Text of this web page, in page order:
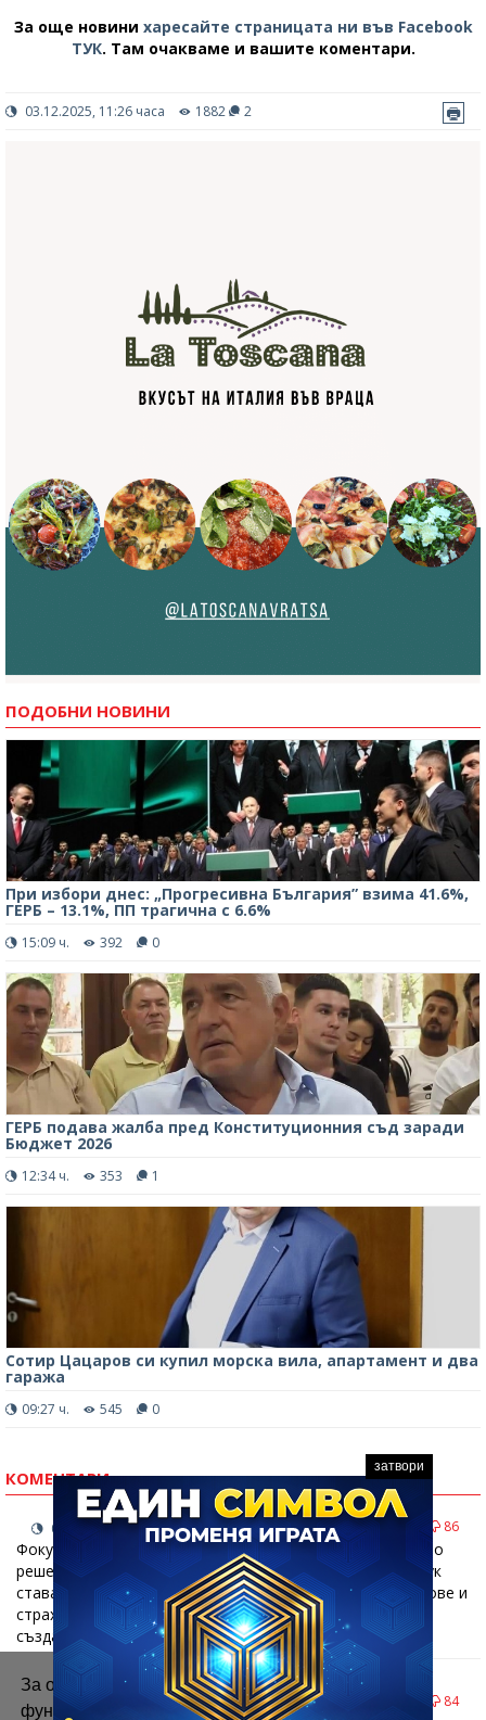
За осигуряване на правилното
функциониране на уебсайта ние използваме
За още новини харесайте страницата ни във Facebook
ТУК. Там очакваме и вашите коментари.
03.12.2025, 11:26 часа 1882 2
ПОДОБНИ НОВИНИ
При избори днес: „Прогресивна България” взима 41.6%,
ГЕРБ – 13.1%, ПП трагична с 6.6%
15:09 ч. 392 0
ГЕРБ подава жалба пред Конституционния съд заради
Бюджет 2026
12:34 ч. 353 1
Сотир Цацаров си купил морска вила, апартамент и два
гаража
09:27 ч. 545 0
КОМЕНТАРИ
03.12.2025, 12:36 часа 81 86
Фокусирането на проблема в един човек е лесно и хитро
решение,както лесно би се премахнал цирей.Само че тук
става въпрос за Б.Б.с личностните му особености,грехове и
страхове!Освен това точно Цветанов превърна
създаденото "добро" в метастазирал рак.
03.12.2025, 12:28 часа 81 84
затвори